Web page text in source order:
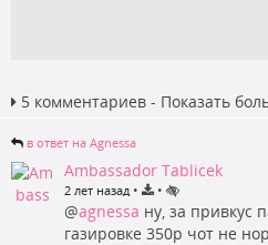
5 комментариев - Показать
в ответ на Agnessa
Ambassador Tablicek
2 лет назад • •
@agnessa ну, за привкус
газировке 350р чот не